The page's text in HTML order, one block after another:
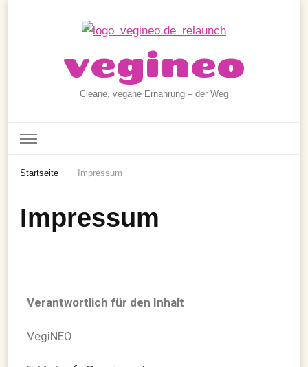
vegineo
Cleane, vegane Ernährung – der Weg
Startseite Impressum
Impressum
Verantwortlich für den Inhalt
VegiNEO